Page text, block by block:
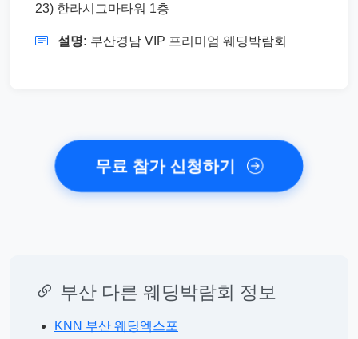
23) 한라시그마타워 1층
설명: 부산경남 VIP 프리미엄 웨딩박람회
무료 참가 신청하기
부산 다른 웨딩박람회 정보
KNN 부산 웨딩엑스포